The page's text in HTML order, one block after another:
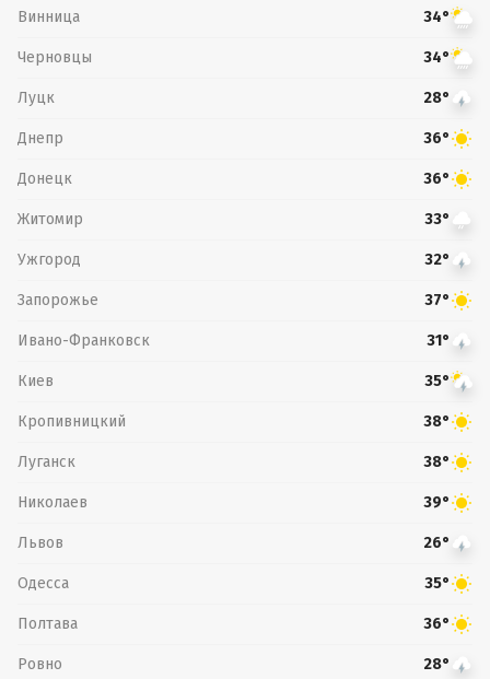
Винница 34°
Черновцы 34°
Луцк 28°
Днепр 36°
Донецк 36°
Житомир 33°
Ужгород 32°
Запорожье 37°
Ивано-Франковск 31°
Киев 35°
Кропивницкий 38°
Луганск 38°
Николаев 39°
Львов 26°
Одесса 35°
Полтава 36°
Ровно 28°